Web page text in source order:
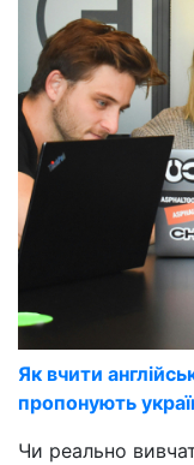
Як вчити
пропонують
Чи реально